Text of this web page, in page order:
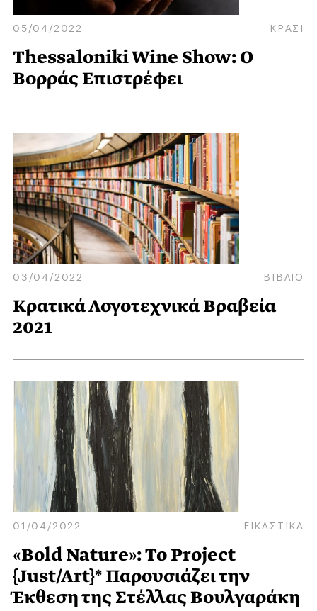
05/04/2022 ΚΡΑΣΙ
Thessaloniki Wine Show: Ο
Βορράς Επιστρέφει
03/04/2022 ΒΙΒΛΙΟ
Κρατικά Λογοτεχνικά Βραβεία
2021
01/04/2022 ΕΙΚΑΣΤΙΚΑ
«Bold Nature»: Το Project
{Just/Art}* Παρουσιάζει την
Έκθεση της Στέλλας Βουλγαράκη